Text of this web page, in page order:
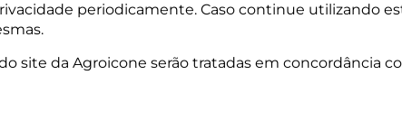
periodicamente. Caso continue utilizando
site da Agroicone serão tratadas em concordância